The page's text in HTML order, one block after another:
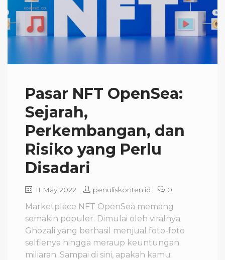
Pasar NFT OpenSea:
Sejarah,
Perkembangan, dan
Risiko yang Perlu
Disadari
11 May 2022 penuliskonten.id 0
Marketplace NFT OpenSea memang
semakin populer. Dimulai oleh viralnya
Ghozali yang berhasil menjual foto-foto
selfienya hingga meraup keuntungan
miliaran. Sampai di sini, apakah kamu